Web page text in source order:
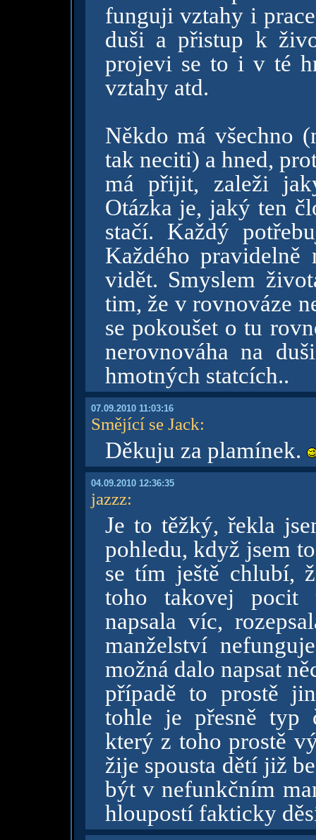
funguji vztahy i
duši a přistup k
projevi se to i v té
vztahy atd.
Někdo má všechno
tak neciti) a hned,
má přijit, zaleži
Otázka je, jaký ten
stačí. Každý
Každého
vidět. Smyslem
tim, že v rovnováze
se pokoušet o tu
nerovnováha na
hmotných statcích..
07.09.2010 11:03:16
Smějící se Jack:
Děkuju za plamínek.
04.09.2010 12:36:35
jazzz:
Je to těžký, řekla
pohledu, když jsem
se tím ještě chlubí,
toho takovej pocit
napsala víc,
manželství
možná dalo napsat
případě to prostě
tohle je přesně typ
který z toho prostě
žije spousta dětí již
být v nefunkčním
hloupostí fakticky